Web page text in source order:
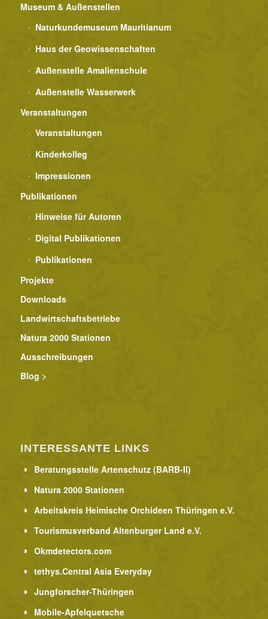
Museum & Außenstellen
Naturkundemuseum Mauritianum
Haus der Geowissenschaften
Außenstelle Amalienschule
Außenstelle Wasserwerk
Veranstaltungen
Veranstaltungen
Kinderkolleg
Impressionen
Publikationen
Hinweise für Autoren
Digital Publikationen
Publikationen
Projekte
Downloads
Landwirtschaftsbetriebe
Natura 2000 Stationen
Ausschreibungen
Blog >
INTERESSANTE LINKS
Beratungsstelle Artenschutz (BARB-II)
Natura 2000 Stationen
Arbeitskreis Heimische Orchideen Thüringen e.V.
Tourismusverband Altenburger Land e.V.
Okmdetectors.com
tethys.Central Asia Everyday
Jungforscher-Thüringen
Mobile-Apfelquetsche